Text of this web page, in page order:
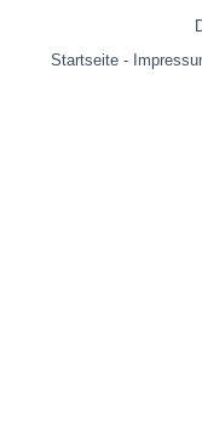
Startseite-